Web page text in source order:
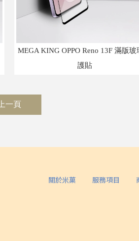
MEGA KING OPPO Reno 13F 滿版玻
護貼
上一頁
關於米菓 服務項目